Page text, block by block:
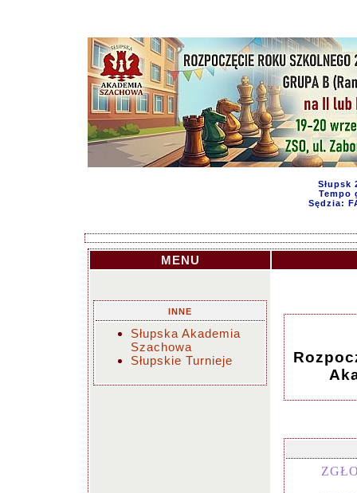
Słupsk
Tempo
Sędzia:
MENU
INNE
Słupska Akademia
Szachowa
Słupskie Turnieje